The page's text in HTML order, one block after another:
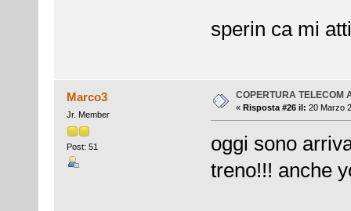
sperin ca mi
Marco3
Jr. Member
Post: 51
COPERTURA TELECOM
« Risposta #26 il: 20 Marzo
oggi sono
treno!!! anche